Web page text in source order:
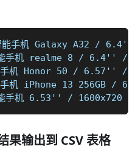
能手机 Galaxy A32 /
手机 realme 8 / 6.4'' /
手机 Honor 50 / 6.57'' /
机 iPhone 13 256GB /
手机 6.53'' / 1600x720 /
果输出到 CSV 表格